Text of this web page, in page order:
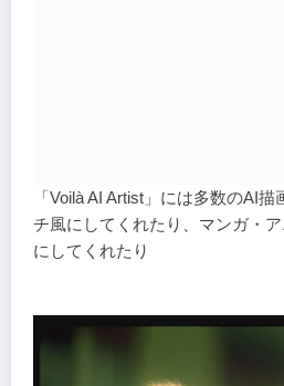
「Voilà AI Artist」には多数のAI
チ風にしてくれたり、マンガ・
にしてくれたり